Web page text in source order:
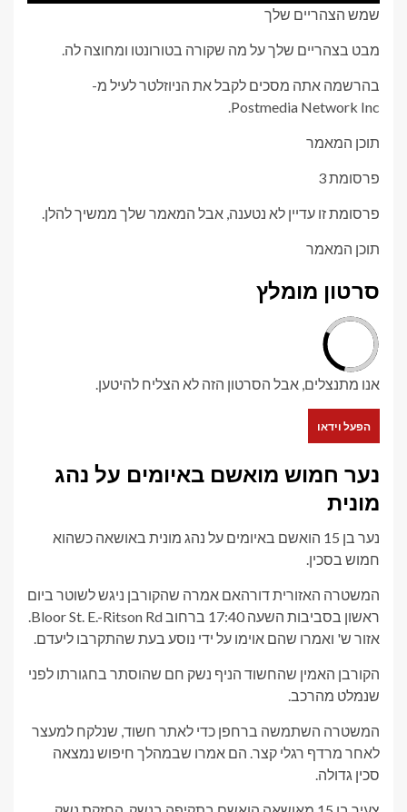
שמש הצהריים שלך
מבט בצהריים שלך על מה שקורה בטורונטו ומחוצה לה.
בהרשמה אתה מסכים לקבל את הניוזלטר לעיל מ-
Postmedia Network Inc.
תוכן המאמר
פרסומת 3
פרסומת זו עדיין לא נטענה, אבל המאמר שלך ממשיך להלן.
תוכן המאמר
סרטון מומלץ
אנו מתנצלים, אבל הסרטון הזה לא הצליח להיטען.
הפעל וידאו
נער חמוש מואשם באיומים על נהג
מונית
נער בן 15 הואשם באיומים על נהג מונית באושאה כשהוא
חמוש בסכין.
המשטרה האזורית דורהאם אמרה שהקורבן ניגש לשוטר ביום
ראשון בסביבות השעה 17:40 ברחוב Bloor St. E.-Ritson Rd.
אזור ש' ואמרו שהם אוימו על ידי נוסע בעת שהתקרבו ליעדם.
הקורבן האמין שהחשוד הניף נשק חם שהוסתר בחגורתו לפני
שנמלט מהרכב.
המשטרה השתמשה ברחפן כדי לאתר חשוד, שנלקח למעצר
לאחר מרדף רגלי קצר. הם אמרו שבמהלך חיפוש נמצאה
סכין גדולה.